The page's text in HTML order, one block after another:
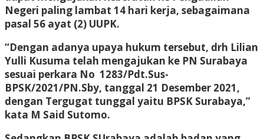
Negeri paling lambat 14 hari kerja, sebagaimana
pasal 56 ayat (2) UUPK.
“Dengan adanya upaya hukum tersebut, drh Lilian
Yulli Kusuma telah mengajukan ke PN Surabaya
sesuai perkara No 1283/Pdt.Sus-
BPSK/2021/PN.Sby, tanggal 21 Desember 2021,
dengan Tergugat tunggal yaitu BPSK Surabaya,”
kata M Said Sutomo.